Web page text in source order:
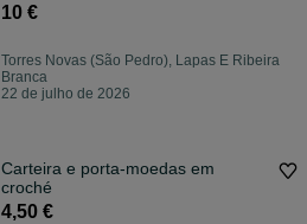
10 €
Torres Novas (São Pedro), Lapas E Ribeira
Branca
22 de julho de 2026
Carteira e porta-moedas em
croché
4,50 €